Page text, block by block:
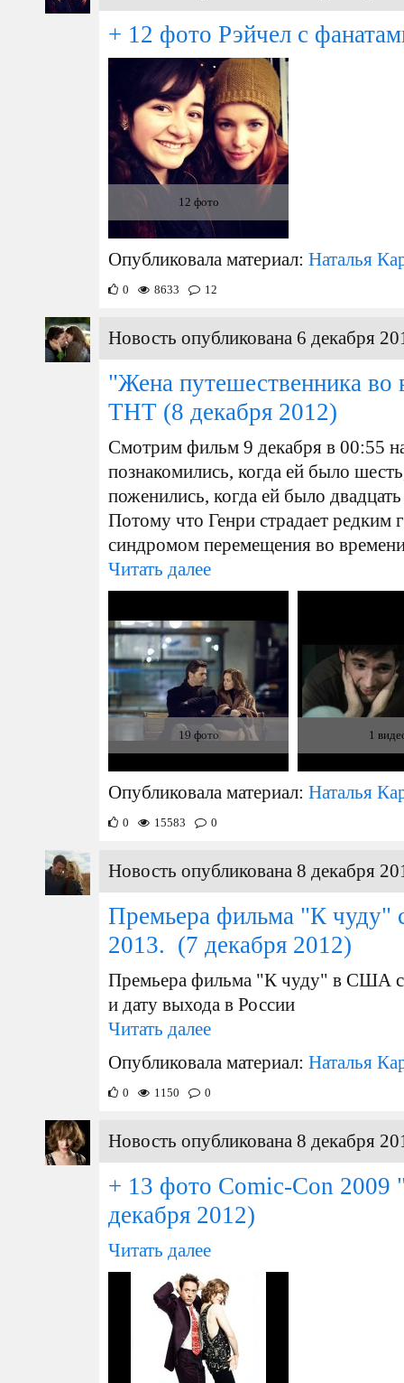
+ 12 фото Рэйчел с
12 фото
Опубликовала материал: Наталья
0 8633 12
Новость опубликована 6 декабря
"Жена путешественника во
ТНТ (8 декабря 2012)
Смотрим фильм 9 декабря в 00:55
познакомились, когда ей было
поженились, когда ей было
Потому что Генри страдает редким
синдромом перемещения во
Читать далее
19 фото 1
Опубликовала материал: Наталья
0 15583 0
Новость опубликована 8 декабря
Премьера фильма "К чуду"
2013. (7 декабря 2012)
Премьера фильма "К чуду" в США
и дату выхода в России
Читать далее
Опубликовала материал: Наталья
0 1150 0
Новость опубликована 8 декабря
+ 13 фото Comic-Con 2009
декабря 2012)
Читать далее